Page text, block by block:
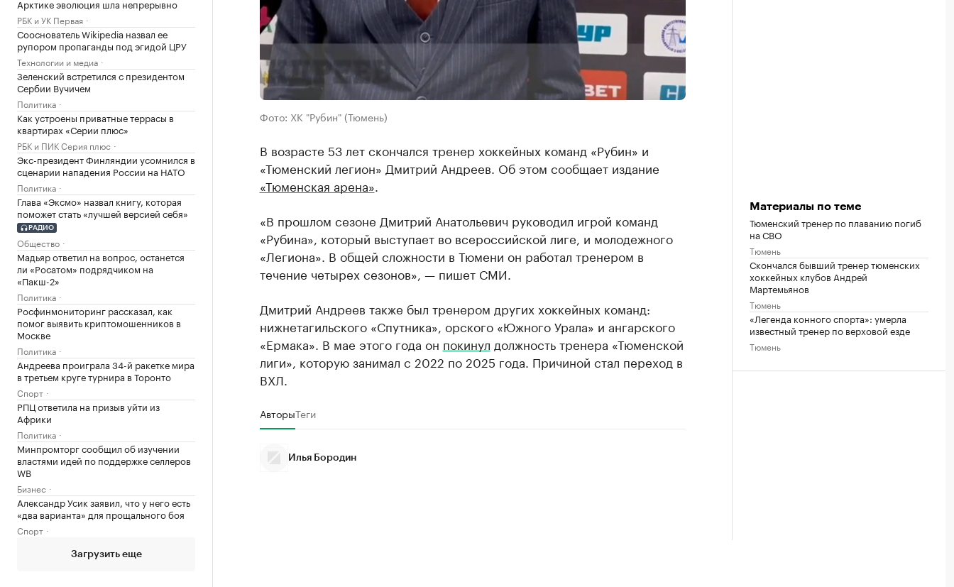
Арктике эволюция шла непрерывно
РБК и УК Первая
Сооснователь Wikipedia назвал ее
рупором пропаганды под эгидой ЦРУ
Технологии и медиа
Зеленский встретился с президентом
Сербии Вучичем
Политика
Как устроены приватные террасы в
квартирах «Серии плюс»
РБК и ПИК Серия плюс
Экс-президент Финляндии усомнился в
сценарии нападения России на НАТО
Политика
Глава «Эксмо» назвал книгу, которая
поможет стать «лучшей версией себя»
РАДИО
Общество
Мадьяр ответил на вопрос, останется
ли «Росатом» подрядчиком на
«Пакш-2»
Политика
Росфинмониторинг рассказал, как
помог выявить криптомошенников в
Москве
Политика
Андреева проиграла 34-й ракетке мира
в третьем круге турнира в Торонто
Спорт
РПЦ ответила на призыв уйти из
Африки
Политика
Минпромторг сообщил об изучении
властями идей по поддержке селлеров
WB
Бизнес
Александр Усик заявил, что у него есть
«два варианта» для прощального боя
Спорт
Загрузить еще
Фото: ХК "Рубин" (Тюмень)
В возрасте 53 лет скончался тренер хоккейных команд «Рубин» и
«Тюменский легион» Дмитрий Андреев. Об этом сообщает издание
«Тюменская арена»
«В прошлом сезоне Дмитрий Анатольевич руководил игрой команд
«Рубина», который выступает во всероссийской лиге, и молодежного
«Легиона». В общей сложности в Тюмени он работал тренером в
течение четырех сезонов», — пишет СМИ.
Дмитрий Андреев также был тренером других хоккейных команд:
нижнетагильского «Спутника», орского «Южного Урала» и ангарского
«Ермака». В мае этого года он покинул должность тренера «Тюменской
лиги», которую занимал с 2022 по 2025 года. Причиной стал переход в
ВХЛ.
АвторыТеги
Илья Бородин
Материалы по теме
Тюменский тренер по плаванию погиб
на СВО
Тюмень
Скончался бывший тренер тюменских
хоккейных клубов Андрей
Мартемьянов
Тюмень
«Легенда конного спорта»: умерла
известный тренер по верховой езде
Тюмень